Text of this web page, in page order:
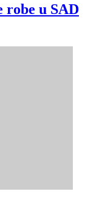
robe u SAD